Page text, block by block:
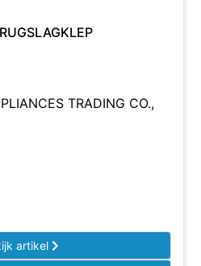
TRADING CO.,
artikel